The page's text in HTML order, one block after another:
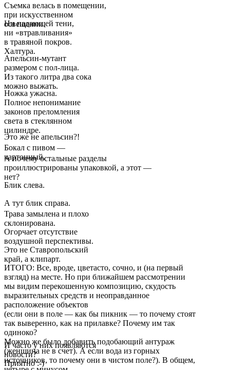
Съемка велась в помещении,
при искусственном
освещении.
Ни падающей тени,
ни «втравливания»
в травяной покров.
Халтура.
Апельсин-мутант
размером с пол-лица.
Из такого литра два сока
можно выжать.
Ножка ужасна.
Полное непонимание
законов преломления
света в стеклянном
цилиндре.
Это же не апельсин?!
Бокал с пивом —
картонный.
А почему остальные разделы
проиллюстрированы упаковкой, а этот —
нет?
Блик слева.
А тут блик справа.
Трава замылена и плохо
склонирована.
Огорчает отсутствие
воздушной перспективы.
Это не Ставропольский
край, а клипарт.
ИТОГО: Все, вроде, цветасто, сочно, и (на первый
взгляд) на месте. Но при ближайшем рассмотрении
мы видим перекошенную композицию, скудость
выразительных средств и неоправданное
расположение объектов
(если они в поле — как бы пикник — то почему стоят
так выверенно, как на прилавке? Почему им так
одиноко?
Можно же было добавить подобающий антураж
(женщина не в счет). А если вода из горных
источников, то почему они в чистом поле?). В общем,
И часто у них появляются
новости?
Приятно :-)